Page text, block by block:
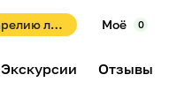
Туры в Карелию летом 2026! Раннее бронирование со скидками до 10%! Моё 0
Экскурсии Отзывы